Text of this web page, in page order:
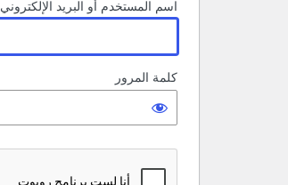
اسم المستخدم أو البريد الإلكتروني
كلمة المرور